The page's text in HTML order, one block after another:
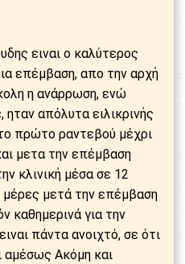
ειναι ο καλύτερος
επέμβαση, απο την αρχή
η ανάρρωση, ενώ
ηταν απόλυτα ειλικρινής
πρώτο ραντεβού μέχρι
μετα την επέμβαση
κλινική μέσα σε 12
μετά την επέμβαση
καθημερινά για την
πάντα ανοιχτό, σε ότι
αμέσως Ακόμη και